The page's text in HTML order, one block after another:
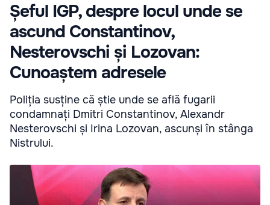
Șeful IGP, despre locul unde se
ascund Constantinov,
Nesterovschi și Lozovan:
Cunoaștem adresele
Poliția susține că știe unde se află fugarii
condamnați Dmitri Constantinov, Alexandr
Nesterovschi și Irina Lozovan, ascunși în stânga
Nistrului.